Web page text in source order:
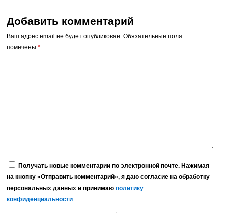
Добавить комментарий
Ваш адрес email не будет опубликован. Обязательные поля
помечены*
Получать новые комментарии по электронной почте. Нажимая
на кнопку «Отправить комментарий», я даю согласие на обработку
персональных данных и принимаюполитику
конфиденциальности